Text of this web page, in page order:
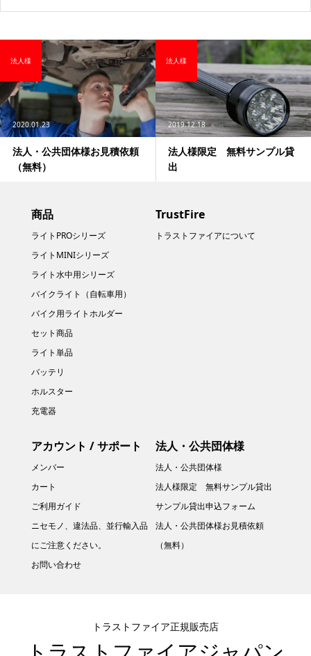
2020.01.23
法人・公共団体様お見積依頼
（無料）
法人様
2019.12.18
法人様限定 無料サンプル貸
出
法人様
商品
ライトPROシリーズ
ライトMINIシリーズ
ライト水中用シリーズ
バイクライト（自転車用）
バイク用ライトホルダー
セット商品
ライト単品
バッテリ
ホルスター
充電器
TrustFire
トラストファイアについて
アカウント / サポート
メンバー
カート
ご利用ガイド
ニセモノ、違法品、並行輸入品
にご注意ください。
お問い合わせ
法人・公共団体様
法人・公共団体様
法人様限定 無料サンプル貸出
サンプル貸出申込フォーム
法人・公共団体様お見積依頼
（無料）
トラストファイア正規販売店